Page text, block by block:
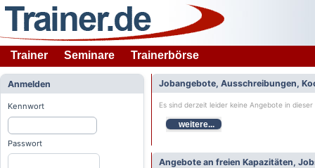
Trainer Seminare Trainerbörse
Anmelden
Kennwort
Passwort
Jobangebote, Ausschreibungen,
Es sind derzeit leider keine Angebote in
weitere...
Angebote an freien Kapazitäten,